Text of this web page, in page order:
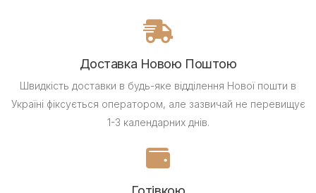
Доставка Новою Поштою
Швидкість доставки в будь-яке відділення Нової пошти в
Україні фіксується оператором, але зазвичай не перевищує
1-3 календарних днів.